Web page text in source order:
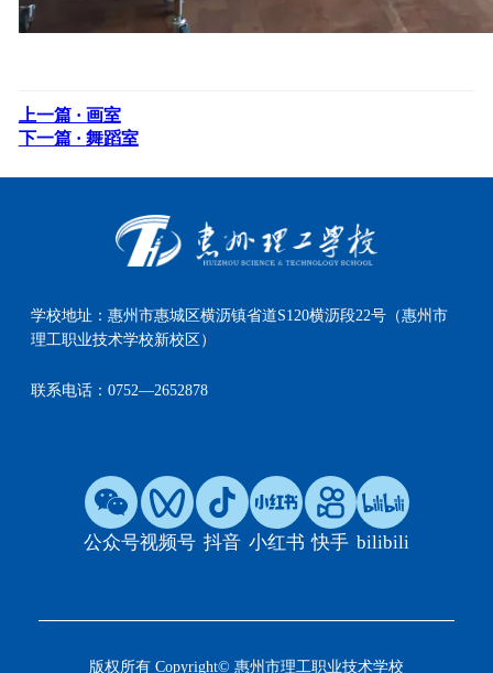
上一篇 · 画室
下一篇 · 舞蹈室
学校地址：惠州市惠城区横沥镇省道S120横沥段22号（惠州市
理工职业技术学校新校区）
联系电话：0752—2652878
公众号视频号 抖音 小红书 快手 bilibili
版权所有 Copyright© 惠州市理工职业技术学校